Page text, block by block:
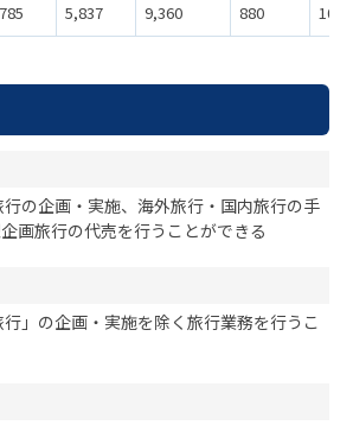
5,837 9,360 880
の企画・実施、海外旅行・国内旅行の手
画旅行の代売を行うことができる
」の企画・実施を除く旅行業務を行うこ